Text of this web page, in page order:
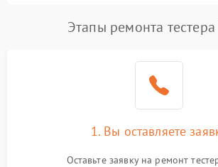
Этапы ремонта тестера
1. Вы оставляете
Оставьте заявку на ремонт